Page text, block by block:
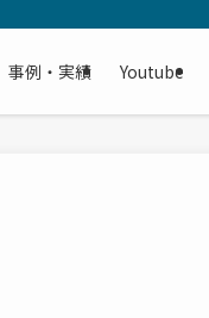
事例・実績 Youtube